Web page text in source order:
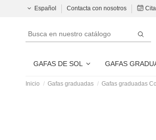
Español Contacta con nosotros
GAFAS DE SOL GAFAS
Inicio Gafas graduadas Gafas graduadas